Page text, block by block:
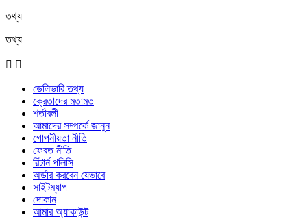
তথ্য
তথ্য
 
ডেলিভারি তথ্য
ক্রেতাদের মতামত
শর্তাবলী
আমাদের সম্পর্কে জানুন
গোপনীয়তা নীতি
ফেরত নীতি
রিটার্ন পলিসি
অর্ডার করবেন যেভাবে
সাইটম্যাপ
দোকান
আমার অ্যাকাউন্ট